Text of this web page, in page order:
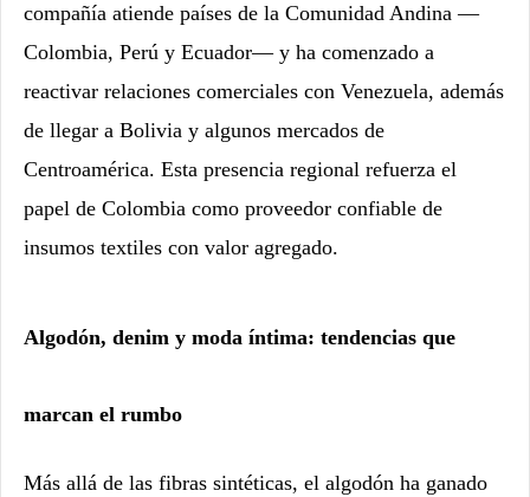
compañía atiende países de la Comunidad Andina —
Colombia, Perú y Ecuador— y ha comenzado a
reactivar relaciones comerciales con Venezuela, además
de llegar a Bolivia y algunos mercados de
Centroamérica. Esta presencia regional refuerza el
papel de Colombia como proveedor confiable de
insumos textiles con valor agregado.
Algodón, denim y moda íntima: tendencias que
marcan el rumbo
Más allá de las fibras sintéticas, el algodón ha ganado